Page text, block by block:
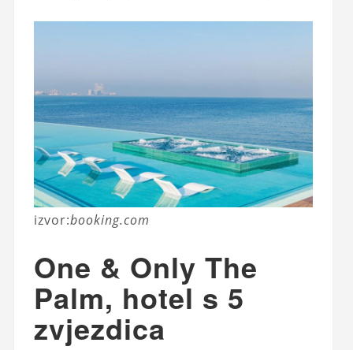
izvor:booking.com
One & Only The
Palm, hotel s 5
zvjezdica